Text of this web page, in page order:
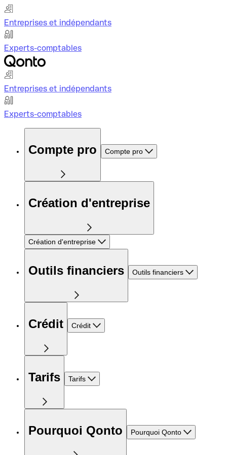
Entreprises et indépendants
Experts-comptables
Entreprises et indépendants
Experts-comptables
Compte pro Compte pro
Création d'entreprise
Création d'entreprise
Outils financiers Outils financiers
Crédit Crédit
Tarifs Tarifs
Pourquoi Qonto Pourquoi Qonto